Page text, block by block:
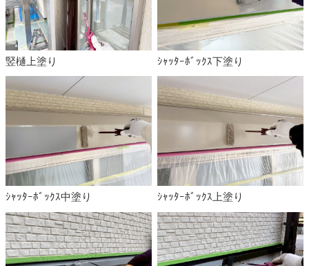
竪樋上塗り ｼｬｯﾀｰﾎﾞｯｸｽ下塗り
ｼｬｯﾀｰﾎﾞｯｸｽ中塗り ｼｬｯﾀｰﾎﾞｯｸｽ上塗り